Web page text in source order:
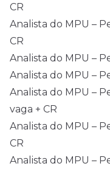
CR
Analista do MPU –
CR
Analista do MPU –
Analista do MPU –
Analista do MPU –
vaga + CR
Analista do MPU –
CR
Analista do MPU –